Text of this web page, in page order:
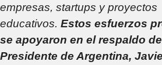
empresas, startups y proyectos
educativos. Estos esfuerzos
se apoyaron en el respaldo
Presidente de Argentina,